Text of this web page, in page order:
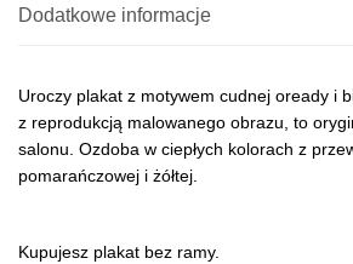
Dodatkowe informacje
Uroczy plakat z motywem cudnej oready i
z reprodukcją malowanego obrazu, to
salonu. Ozdoba w ciepłych kolorach z
pomarańczowej i żółtej.
Kupujesz plakat bez ramy.